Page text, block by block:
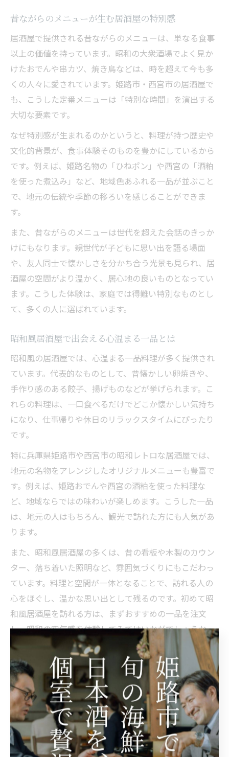
昔ながらのメニューが生む居酒屋の特別感
居酒屋で提供される昔ながらのメニューは、単なる食事
以上の価値を持っています。昭和の大衆酒場でよく見か
けたおでんや串カツ、焼き鳥などは、時を超えて今も多
くの人々に愛されています。姫路市・西宮市の居酒屋で
も、こうした定番メニューは「特別な時間」を演出する
大切な要素です。
なぜ特別感が生まれるのかというと、料理が持つ歴史や
文化的背景が、食事体験そのものを豊かにしているから
です。例えば、姫路名物の「ひねポン」や西宮の「酒粕
を使った煮込み」など、地域色あふれる一品が並ぶこと
で、地元の伝統や季節の移ろいを感じることができま
す。
また、昔ながらのメニューは世代を超えた会話のきっか
けにもなります。親世代が子どもに思い出を語る場面
や、友人同士で懐かしさを分かち合う光景も見られ、居
酒屋の空間がより温かく、居心地の良いものとなってい
ます。こうした体験は、家庭では得難い特別なものとし
て、多くの人に選ばれています。
昭和風居酒屋で出会える心温まる一品とは
昭和風の居酒屋では、心温まる一品料理が多く提供され
ています。代表的なものとして、昔懐かしい卵焼きや、
手作り感のある餃子、揚げものなどが挙げられます。こ
れらの料理は、一口食べるだけでどこか懐かしい気持ち
になり、仕事帰りや休日のリラックスタイムにぴったり
です。
特に兵庫県姫路市や西宮市の昭和レトロな居酒屋では、
地元の名物をアレンジしたオリジナルメニューも豊富で
す。例えば、姫路おでんや西宮の酒粕を使った料理な
ど、地域ならではの味わいが楽しめます。こうした一品
は、地元の人はもちろん、観光で訪れた方にも人気があ
ります。
また、昭和風居酒屋の多くは、昔の看板や木製のカウン
ター、落ち着いた照明など、雰囲気づくりにもこだわっ
ています。料理と空間が一体となることで、訪れる人の
心をほぐし、温かな思い出として残るのです。初めて昭
和風居酒屋を訪れる方は、まずおすすめの一品を注文
し、昭和の空気感を体験してみてはいかがでしょうか。
居酒屋で楽しむ昭和レトロなメニュー体験
昭和レトロなメニュー体験は、単に料理を味わうだけで
なく、その時代の文化や雰囲気を五感で感じることがで
きる点に魅力があります。姫路市や西宮市の居酒屋で
は、昔ながらのナポリタンやカツサンド、昔風のラーメ
ンなど、昭和を象徴するメニューが今も健在です。